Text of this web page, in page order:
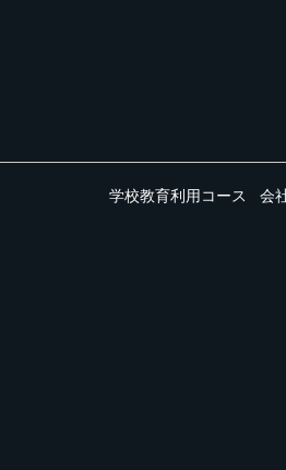
学校教育利用コース 会